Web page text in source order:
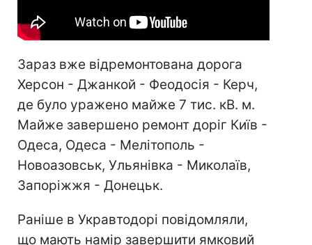
Зараз вже відремонтована дорога
Херсон - Джанкой - Феодосія - Керч,
де було уражено майже 7 тис. кВ. м.
Майже завершено ремонт доріг Київ -
Одеса, Одеса - Мелітополь -
Новоазовськ, Ульянівка - Миколаїв,
Запоріжжя - Донецьк.
Раніше в Укравтодорі повідомляли,
що мають намір завершити ямковий